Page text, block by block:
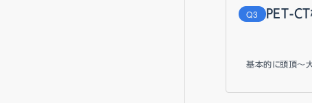
Q PET-CT
基本的に頭頂～